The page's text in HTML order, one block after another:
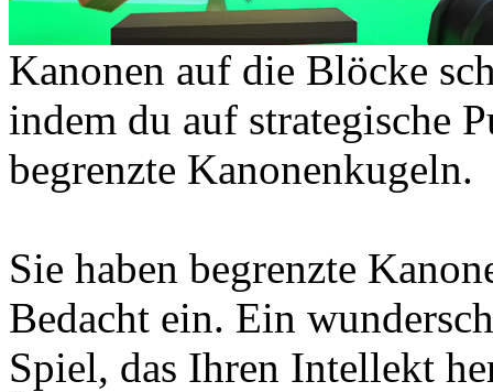
Kanonen auf die Blöcke
indem du auf strategische
begrenzte Kanonenkugeln.
Sie haben begrenzte
Bedacht ein. Ein
Spiel, das Ihren Intellekt